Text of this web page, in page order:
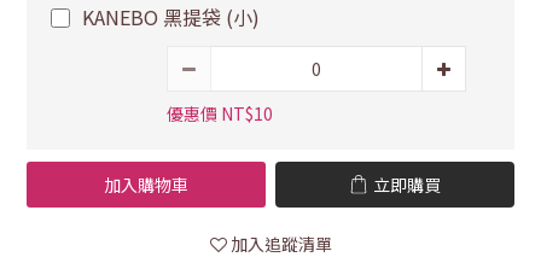
KANEBO 黑提袋 (小)
優惠價 NT$10
加入購物車 立即購買
加入追蹤清單